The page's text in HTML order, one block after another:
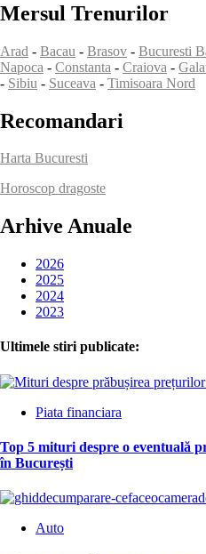
Mersul Trenurilor
Arad - Bacau - Brasov - Bucuresti
Napoca - Constanta - Craiova -
- Sibiu - Suceava - Timisoara Nord
Recomandari
Harta Bucuresti
Horoscop dragoste
Arhive Anuale
2026
2025
2024
2023
Ultimele stiri publicate:
Piata financiara
Top 5 mituri despre o eventuală
în București
Auto